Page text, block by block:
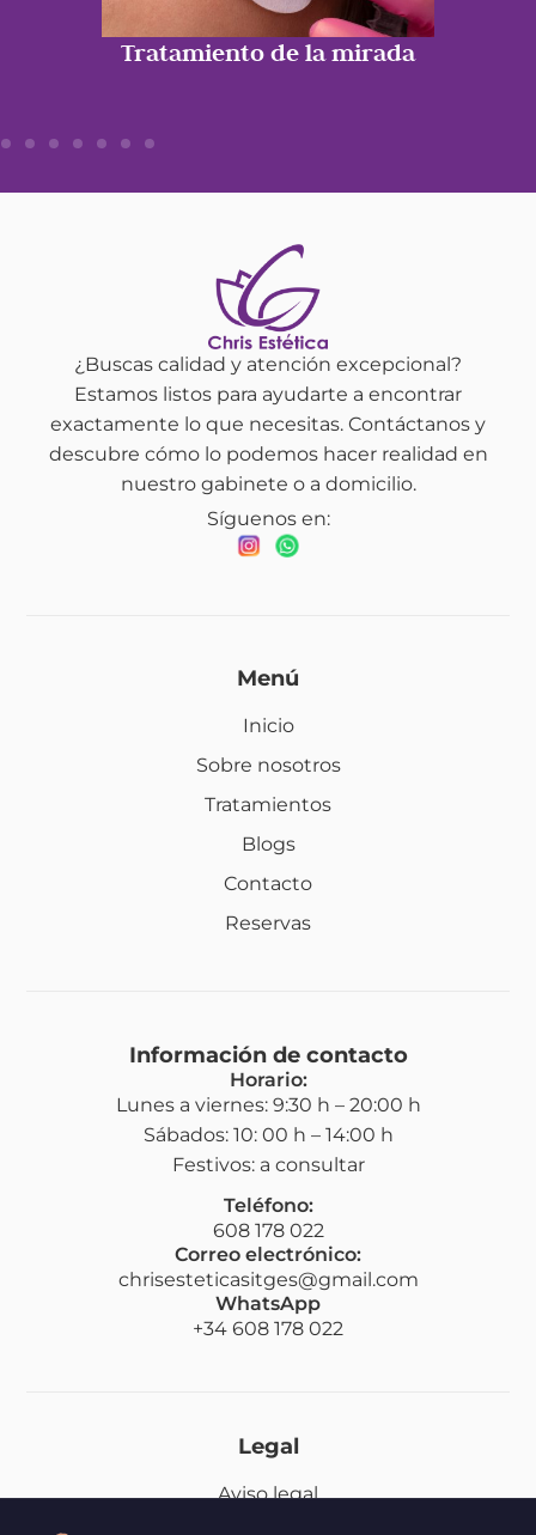
Tratamiento de la mirada
¿Buscas calidad y atención excepcional?
Estamos listos para ayudarte a encontrar
exactamente lo que necesitas. Contáctanos y
descubre cómo lo podemos hacer realidad en
nuestro gabinete o a domicilio.
Síguenos en:
Menú
Inicio
Sobre nosotros
Tratamientos
Blogs
Contacto
Reservas
Información de contacto
Horario:
Lunes a viernes: 9:30 h – 20:00 h
Sábados: 10: 00 h – 14:00 h
Festivos: a consultar
Teléfono:
608 178 022
Correo electrónico:
chrisesteticasitges@gmail.com
WhatsApp
+34 608 178 022
Legal
Aviso legal